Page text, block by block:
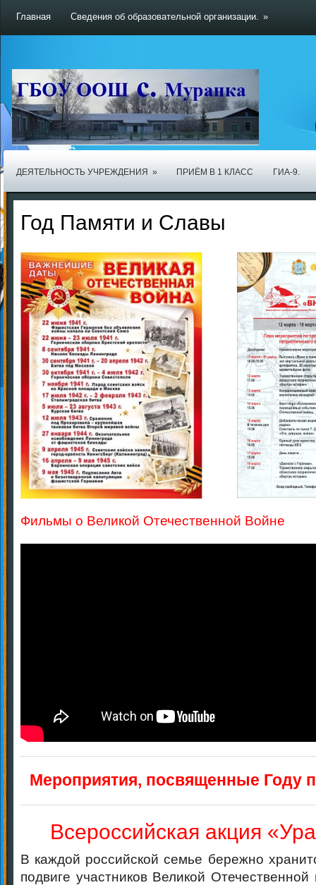
Главная Сведения об образовательной организации. »
ДЕЯТЕЛЬНОСТЬ УЧРЕЖДЕНИЯ » ПРИЁМ В 1 КЛАСС ГИА-9.
Год Памяти и Славы
Фильмы о Великой Отечественной Войне
Мероприятия, посвященные Году
Всероссийская акция
В каждой российской семье бережно
подвиге участников Великой